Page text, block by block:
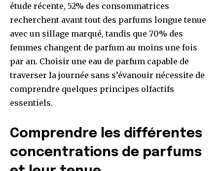
étude récente, 52% des consommatrices
recherchent avant tout des parfums longue tenue
avec un sillage marqué, tandis que 70% des
femmes changent de parfum au moins une fois
par an. Choisir une eau de parfum capable de
traverser la journée sans s’évanouir nécessite de
comprendre quelques principes olfactifs
essentiels.
Comprendre les différentes
concentrations de parfums